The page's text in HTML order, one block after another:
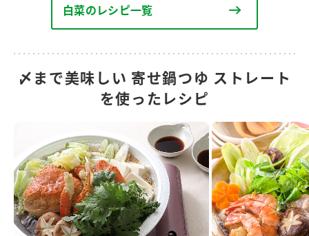
白菜のレシピ一覧
〆まで美味しい 寄せ鍋つゆ ストレート
を使ったレシピ